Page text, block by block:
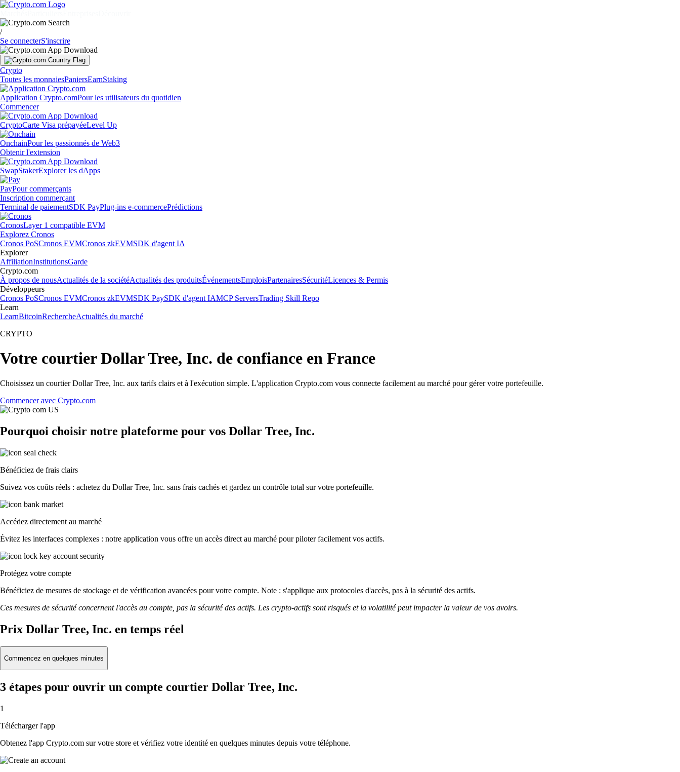
/
Se connecterS'inscrire
Crypto
Toutes les monnaiesPaniersEarnStaking
Application Crypto.comPour les utilisateurs du quotidien
Commencer
CryptoCarte Visa prépayéeLevel Up
OnchainPour les passionnés de Web3
Obtenir l'extension
SwapStakerExplorer les dApps
PayPour commerçants
Inscription commerçant
Terminal de paiementSDK PayPlug-ins e-commercePrédictions
CronosLayer 1 compatible EVM
Explorez Cronos
Cronos PoSCronos EVMCronos zkEVMSDK d'agent IA
Explorer
AffiliationInstitutionsGarde
Crypto.com
À propos de nousActualités de la sociétéActualités des produitsÉvénementsEmploisPartenairesSécuritéLicences & Permis
Développeurs
Cronos PoSCronos EVMCronos zkEVMSDK PaySDK d'agent IAMCP ServersTrading Skill Repo
Learn
LearnBitcoinRechercheActualités du marché
CRYPTO
Votre courtier Dollar Tree, Inc. de confiance en France
Choisissez un courtier Dollar Tree, Inc. aux tarifs clairs et à l'exécution simple. L'application Crypto.com vous connecte facilement au marché pour gérer votre portefeuille.
Commencer avec Crypto.com
Pourquoi choisir notre plateforme pour vos Dollar Tree, Inc.
Bénéficiez de frais clairs
Suivez vos coûts réels : achetez du Dollar Tree, Inc. sans frais cachés et gardez un contrôle total sur votre portefeuille.
Accédez directement au marché
Évitez les interfaces complexes : notre application vous offre un accès direct au marché pour piloter facilement vos actifs.
Protégez votre compte
Bénéficiez de mesures de stockage et de vérification avancées pour votre compte. Note : s'applique aux protocoles d'accès, pas à la sécurité des actifs.
Ces mesures de sécurité concernent l'accès au compte, pas la sécurité des actifs. Les crypto-actifs sont risqués et la volatilité peut impacter la valeur de vos avoirs.
Prix Dollar Tree, Inc. en temps réel
Commencez en quelques minutes
3 étapes pour ouvrir un compte courtier Dollar Tree, Inc.
1
Télécharger l'app
Obtenez l'app Crypto.com sur votre store et vérifiez votre identité en quelques minutes depuis votre téléphone.